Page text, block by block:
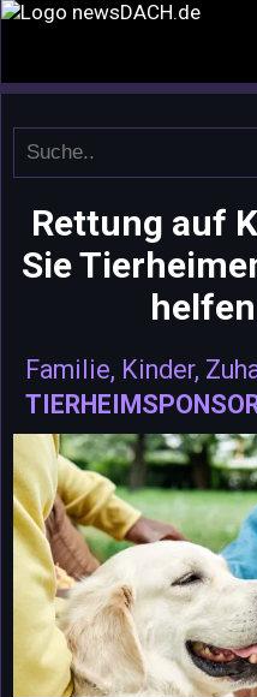
Rettung auf
Sie
Familie, Kinder,